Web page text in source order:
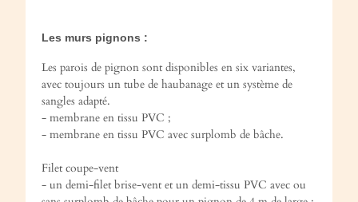
Les murs pignons :
Les parois de pignon sont disponibles en six variantes,
avec toujours un tube de haubanage et un système de
sangles adapté.
- membrane en tissu PVC ;
- membrane en tissu PVC avec surplomb de bâche.
Filet coupe-vent
- un demi-filet brise-vent et un demi-tissu PVC avec ou